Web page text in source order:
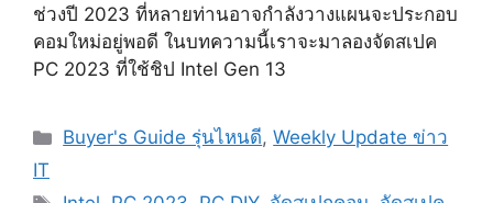
ช่วงปี 2023 ที่หลายท่านอาจกำลังวางแผนจะประกอบ
คอมใหม่อยู่พอดี ในบทความนี้เราจะมาลองจัดสเปค
PC 2023 ที่ใช้ชิป Intel Gen 13
Categories
Buyer's Guide รุ่นไหนดี,Weekly Update ข่าว
IT